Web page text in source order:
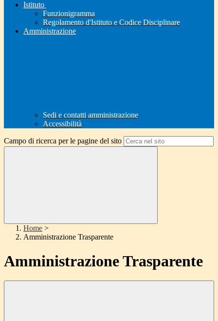
Istituto
Funzionigramma
Regolamento d'Istituto e Codice Disciplinare
Amministrazione
Sedi e contatti amministrazione
Accessibilità
Campo di ricerca per le pagine del sito
Home >
Amministrazione Trasparente
Amministrazione Trasparente